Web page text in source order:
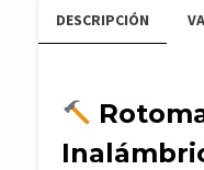
Baterías
Cargador
cantidad
DESCRIPCIÓN